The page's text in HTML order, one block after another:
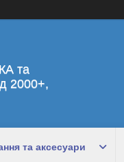
та
2000+,
та аксесуари